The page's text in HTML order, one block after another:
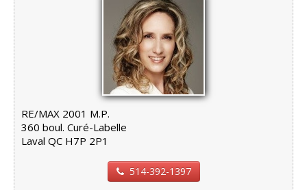
RE/MAX 2001 M.P.
360 boul. Curé-Labelle
Laval QC H7P 2P1
514-392-1397